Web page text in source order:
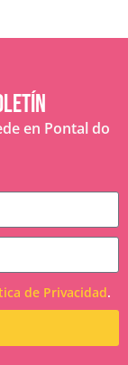
en Pontal do
de Privacidad.